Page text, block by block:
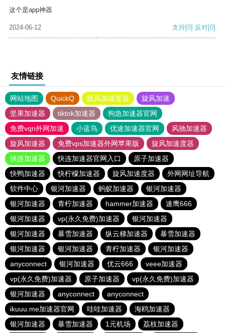
这个是app神器
2024-06-12 支持[0] 反对[0]
友情链接
网站地图 QuickQ 旋风加速度器
旋风加速
坚果加速器
tiktok加速器
狗急加速器官网
免费vqn外网加速
小蓝鸟 优途加速器官网
风驰加速器
旋风加速器
免费vps加速器外网苹果版
旋风加速度器
快连加速器
快连加速器官网入口
原子加速器
快鸭加速器
快柠檬加速器 旋风加速度器
外网网址导航
软件中心
银河加速器 蚂蚁加速器
银河加速器
银河加速器
青柠加速器 hammer加速器
速鹰666
银河加速器
vp(永久免费)加速器
银河加速器
银河加速器
暴雪加速器 纵云梯加速器
暴雪加速器
银河加速器
银河加速器 青柠加速器
银河加速器
anyconnect
银河加速器 优云666
veee加速器
vp(永久免费)加速器
原子加速器
vp(永久免费)加速器
银河加速器
anyconnect
anyconnect
ikuuu.me加速器官网
哇哇加速器
海鸥加速器
银河加速器
暴雪加速器 1元机场 荔枝加速器